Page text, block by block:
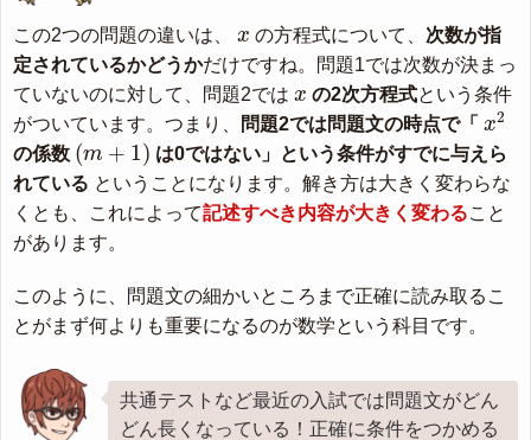
この2つの問題の違いは、 x
x の方程式について、 次数が指
定されているかどうかだけですね。問題1では次数が決まっ
ていないのに対して、問題2では x
x の2次方程式という条件
がついています。つまり、
問題2では問題文の時点で「 x2
x 2
の係数 (m + 1)
(m +1 )
は0ではない」という条件がすでに与えら
れている ということになります。解き方は大きく変わらな
くとも、これによって記述すべき内容が大きく変わること
があります。
このように、問題文の細かいところまで正確に読み取るこ
とがまず何よりも重要になるのが数学という科目です。
共通テストなど最近の入試では問題文がどん
どん長くなっている！正確に条件をつかめる